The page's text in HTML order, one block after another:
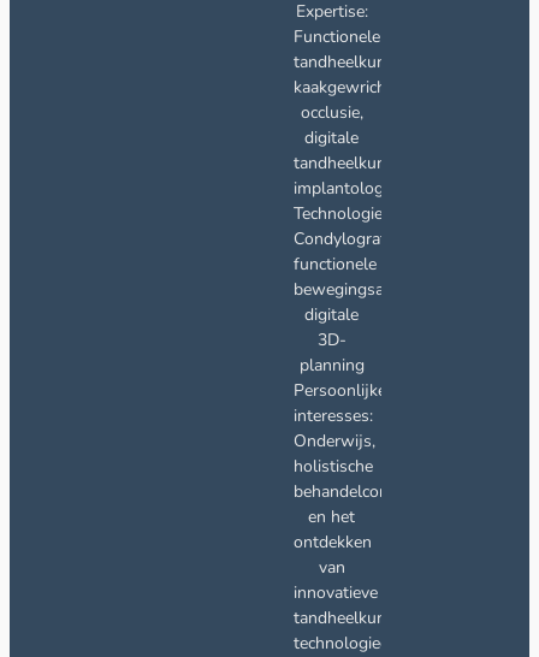
Expertise:
Functionele
tandheelkunde,
kaakgewrichtsbehandeling,
occlusie,
digitale
tandheelkunde,
implantologie
Technologieën:
Condylografie,
functionele
bewegingsanalyse,
digitale
3D-
planning
Persoonlijke
interesses:
Onderwijs,
holistische
behandelconcepten
en het
ontdekken
van
innovatieve
tandheelkundige
technologieën